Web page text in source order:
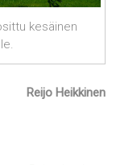
kesäinen
Reijo Heikkinen